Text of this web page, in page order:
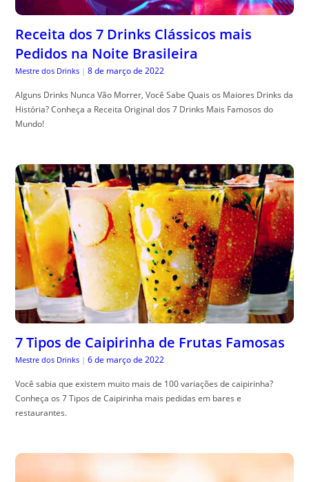
Receita dos 7 Drinks Clássicos mais
Pedidos na Noite Brasileira
Mestre dos Drinks | 8 de março de 2022
Alguns Drinks Nunca Vão Morrer, Você Sabe Quais os Maiores Drinks da
História? Conheça a Receita Original dos 7 Drinks Mais Famosos do
Mundo!
7 Tipos de Caipirinha de Frutas Famosas
Mestre dos Drinks | 6 de março de 2022
Você sabia que existem muito mais de 100 variações de caipirinha?
Conheça os 7 Tipos de Caipirinha mais pedidas em bares e
restaurantes.